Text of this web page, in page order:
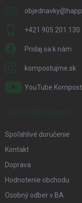
objednavky@
+421 905 201 130
Pridaj sa k nám
kompostujme.sk
YouTube
Spoľahlivé doručenie
Kontakt
Doprava
Hodnotenie obchodu
Osobný odber v BA